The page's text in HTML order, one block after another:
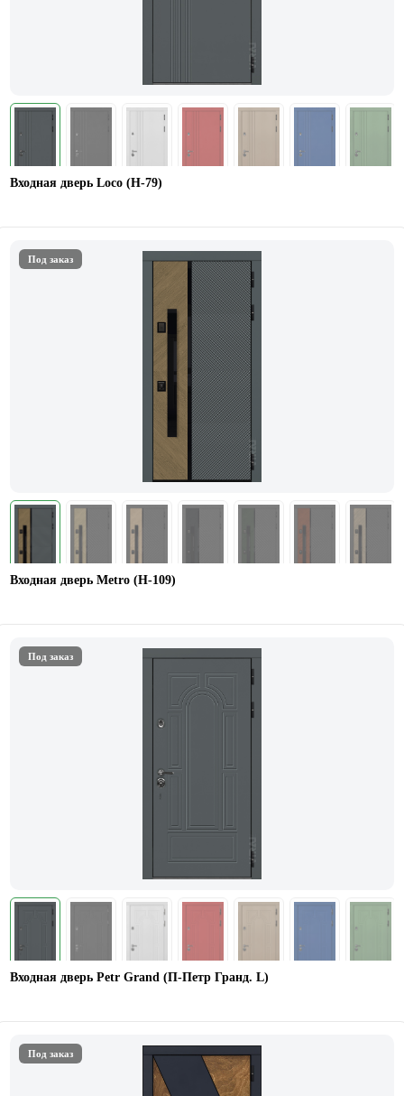
Входная дверь Loco (Н-79)
Под заказ
Входная дверь Metro (Н-109)
Под заказ
Входная дверь Petr Grand (П-Петр Гранд. L)
Под заказ